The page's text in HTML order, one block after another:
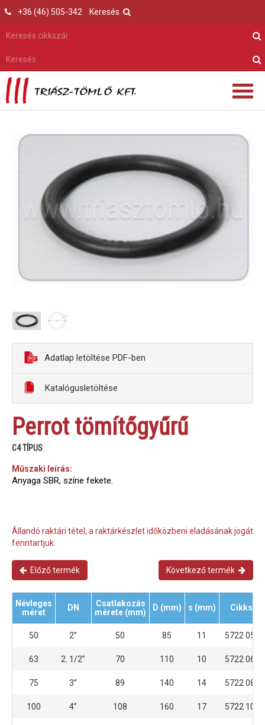
Keresés
+36 (46) 505-342
Adatlap letöltése PDF-ben
Katalógusletöltése
Perrot tömítőgyűrű
C4 TÍPUS
Műszaki leírás:
Anyaga SBR, színe fekete.
Állandó raktári tétel, a raktárkészlet időközbeni eladásának jogát
fenntartjuk.
Előző termék Következő termék
Névleges
méret
DN
Csatlakozás
mérete (mm)
D (mm) s (mm)
50 2” 50 85 11 5722
63 2. 1/2” 70 110 10 5722
75 3” 89 140 14 5722
100 4” 108 160 17 5722